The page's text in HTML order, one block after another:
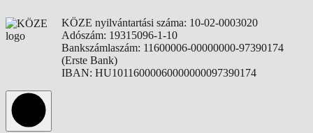
KÖZE nyilvántartási száma: 10-02-0003020
Adószám: 19315096-1-10
Bankszámlaszám: 11600006-00000000-97390174
(Erste Bank)
IBAN: HU10116000060000000097390174